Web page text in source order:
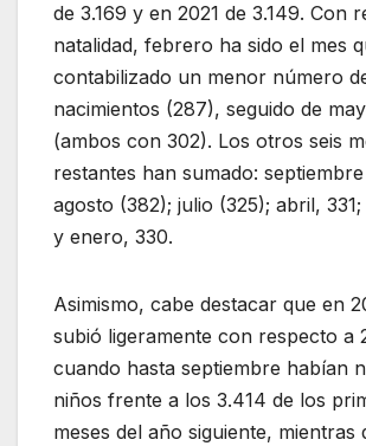
de 3.169 y en 2021 de 3.149. Con
natalidad, febrero ha sido el mes
contabilizado un menor número
nacimientos (287), seguido de
(ambos con 302). Los otros seis
restantes han sumado:
agosto (382); julio (325); abril,
y enero, 330.
Asimismo, cabe destacar que en
subió ligeramente con respecto a
cuando hasta septiembre habían
niños frente a los 3.414 de los
meses del año siguiente, mientras